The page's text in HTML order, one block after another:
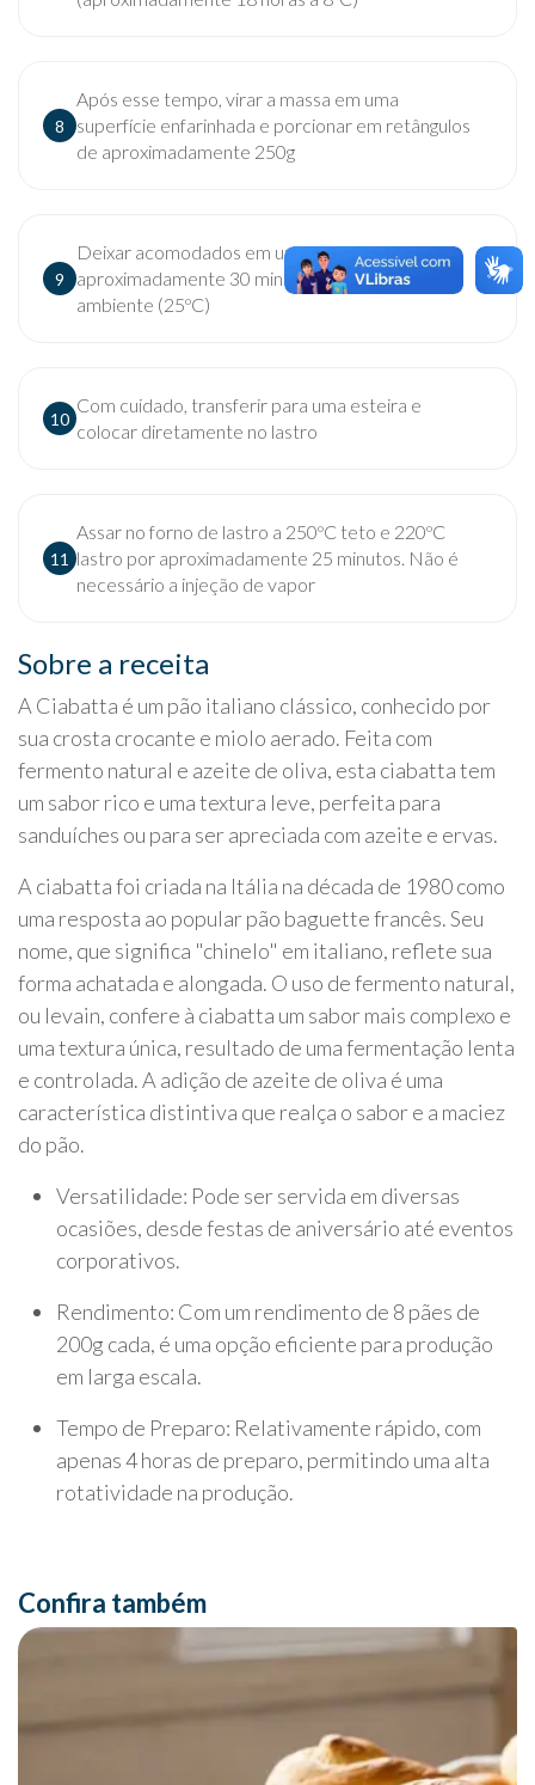
8
Após esse tempo, virar a massa em uma
superfície enfarinhada e porcionar em retângulos
de aproximadamente 250g
9
Deixar acomodados em um couche, por
aproximadamente 30 min em temperatura
ambiente (25ºC)
10
Com cuidado, transferir para uma esteira e
colocar diretamente no lastro
11
Assar no forno de lastro a 250ºC teto e 220ºC
lastro por aproximadamente 25 minutos. Não é
necessário a injeção de vapor
Sobre a receita
A Ciabatta é um pão italiano clássico, conhecido por
sua crosta crocante e miolo aerado. Feita com
fermento natural e azeite de oliva, esta ciabatta tem
um sabor rico e uma textura leve, perfeita para
sanduíches ou para ser apreciada com azeite e ervas.
A ciabatta foi criada na Itália na década de 1980 como
uma resposta ao popular pão baguette francês. Seu
nome, que significa "chinelo" em italiano, reflete sua
forma achatada e alongada. O uso de fermento natural,
ou levain, confere à ciabatta um sabor mais complexo e
uma textura única, resultado de uma fermentação lenta
e controlada. A adição de azeite de oliva é uma
característica distintiva que realça o sabor e a maciez
do pão.
Versatilidade: Pode ser servida em diversas
ocasiões, desde festas de aniversário até eventos
corporativos.
Rendimento: Com um rendimento de 8 pães de
200g cada, é uma opção eficiente para produção
em larga escala.
Tempo de Preparo: Relativamente rápido, com
apenas 4 horas de preparo, permitindo uma alta
rotatividade na produção.
Confira também